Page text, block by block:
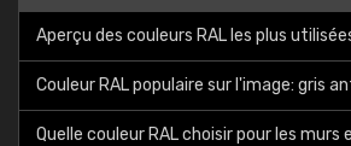
Aperçu des couleurs RAL les plus
Couleur RAL populaire sur l'image: gris
Quelle couleur RAL choisir pour les